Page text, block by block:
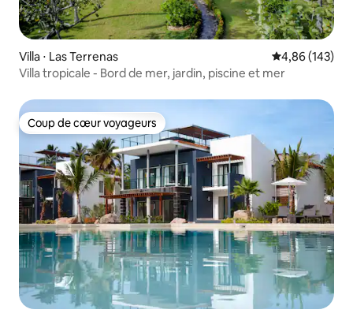
Villa ⋅ Las Terrenas Évaluation
4,86 (143)
Villa tropicale - Bord de mer, jardin, piscine et mer
Coup de cœur voyageurs
Coup de cœur voyageurs